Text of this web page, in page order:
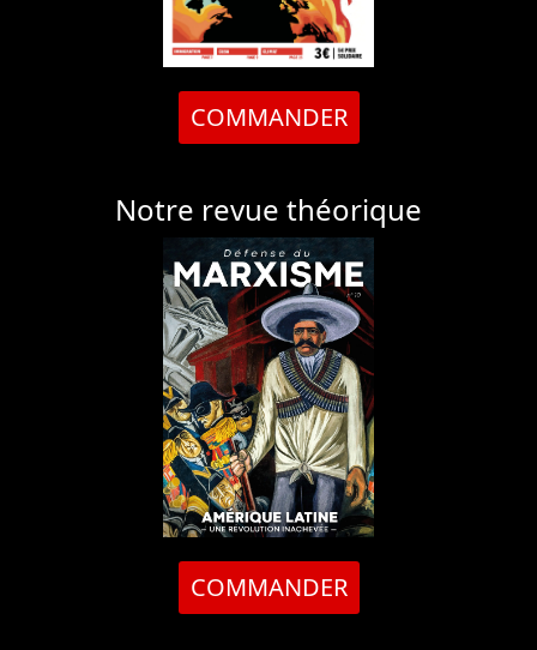
COMMANDER
Notre revue théorique
COMMANDER